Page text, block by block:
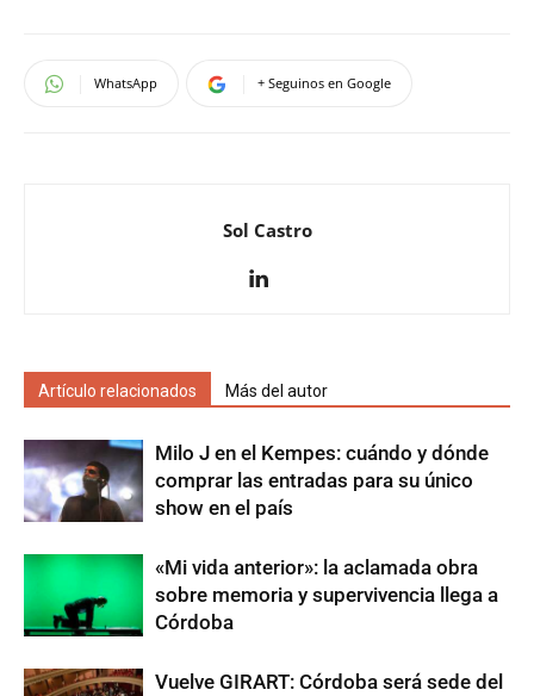
WhatsApp + Seguinos en Google
Sol Castro
Artículo relacionados Más del autor
Milo J en el Kempes: cuándo y dónde
comprar las entradas para su único
show en el país
«Mi vida anterior»: la aclamada obra
sobre memoria y supervivencia llega a
Córdoba
Vuelve GIRART: Córdoba será sede del